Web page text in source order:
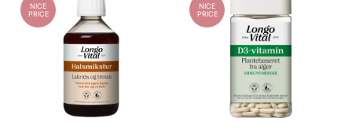
NICE
PRICE
NICE
PRICE